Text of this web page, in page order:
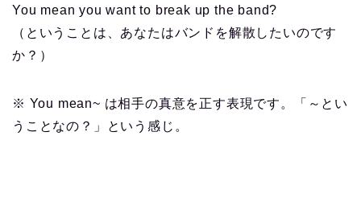
You mean you want to break up the band?
（ということは、あなたはバンドを解散したいのです
か？）
※ You mean~ は相手の真意を正す表現です。「～とい
うことなの？」という感じ。